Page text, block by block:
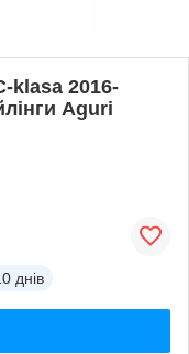
klasa 2016-
Aguri
днів